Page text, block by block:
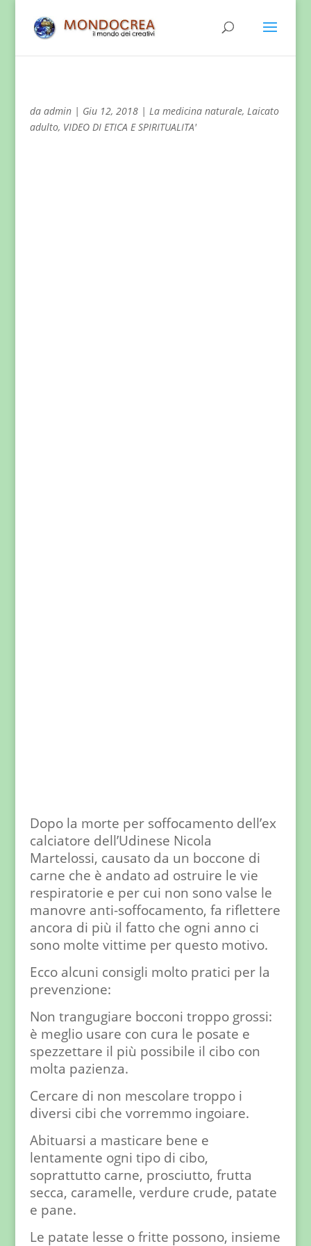
da admin| Giu 12, 2018| La medicina naturale, Laicato
adulto, VIDEO DI ETICA E SPIRITUALITA'
Dopo la morte per soffocamento dell’ex
calciatore dell’Udinese Nicola
Martelossi, causato da un boccone di
carne che è andato ad ostruire le vie
respiratorie e per cui non sono valse le
manovre anti-soffocamento, fa riflettere
ancora di più il fatto che ogni anno ci
sono molte vittime per questo motivo.
Ecco alcuni consigli molto pratici per la
prevenzione:
Non trangugiare bocconi troppo grossi:
è meglio usare con cura le posate e
spezzettare il più possibile il cibo con
molta pazienza.
Cercare di non mescolare troppo i
diversi cibi che vorremmo ingoiare.
Abituarsi a masticare bene e
lentamente ogni tipo di cibo,
soprattutto carne, prosciutto, frutta
secca, caramelle, verdure crude, patate
e pane.
Le patate lesse o fritte possono, insieme